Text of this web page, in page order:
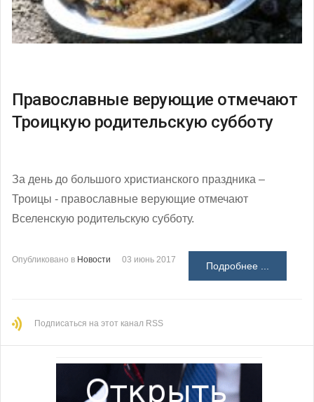
Православные верующие отмечают
Троицкую родительскую субботу
За день до большого христианского праздника –
Троицы - православные верующие отмечают
Вселенскую родительскую субботу.
Опубликовано в Новости 03 июнь 2017
Подробнее ...
Подписаться на этот канал RSS